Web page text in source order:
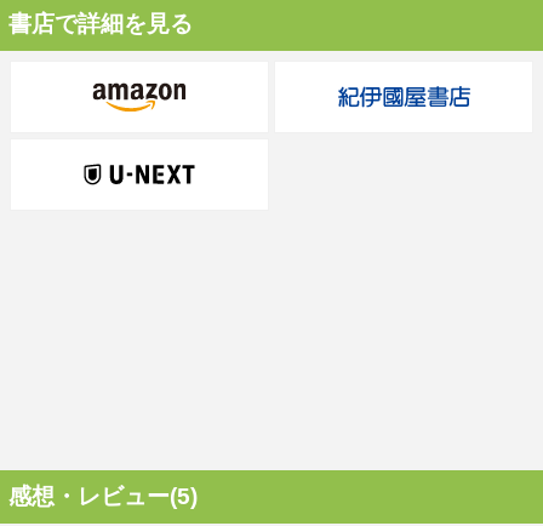
書店で詳細を見る
感想・レビュー(5)